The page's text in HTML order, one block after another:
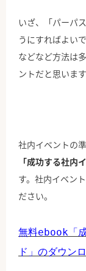
いざ、「パーパ
うにすればよい
などなど方法は
ントだと思います
社内イベントの
「成功する社内
す。社内イベン
ださい。
無料ebook「
ド」のダウン